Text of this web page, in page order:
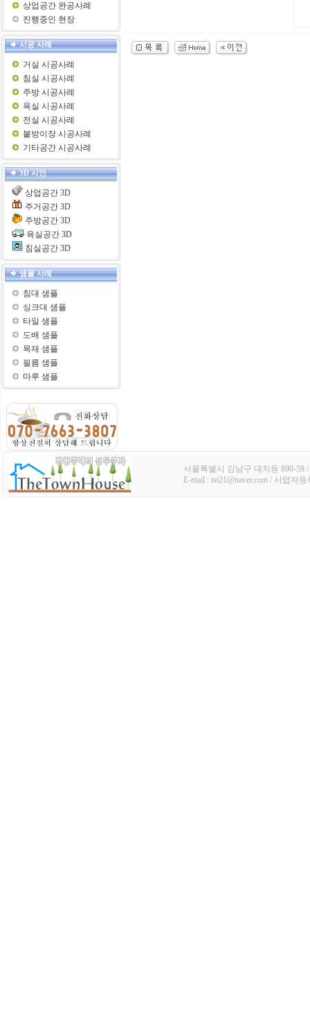
상업공간 완공사례
진행중인 현장
시공 사례
거실 시공사례
침실 시공사례
주방 시공사례
욕실 시공사례
전실 시공사례
붙방이장 시공사례
기타공간 시공사례
3D 시안
상업공간 3D
주거공간 3D
주방공간 3D
욕실공간 3D
침실공간 3D
샘플 사례
침대 샘플
싱크대 샘플
타일 샘플
도배 샘플
목재 샘플
필름 샘플
마루 샘플
서울특별시 강남구 대치동 890-59 /
E-mail : ist21@naver.com / 사업자